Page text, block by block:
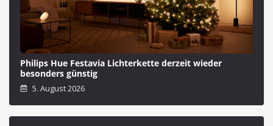
Philips Hue Festavia Lichterkette derzeit wieder
besonders günstig
5. August 2026